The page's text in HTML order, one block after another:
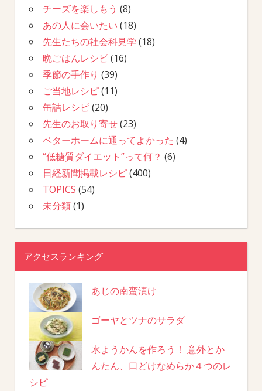
チーズを楽しもう (8)
あの人に会いたい (18)
先生たちの社会科見学 (18)
晩ごはんレシピ(16)
季節の手作り (39)
ご当地レシピ(11)
缶詰レシピ(20)
先生のお取り寄せ(23)
ベターホームに通ってよかった (4)
“低糖質ダイエット”って何？ (6)
日経新聞掲載レシピ(400)
TOPICS (54)
未分類(1)
アクセスランキング
あじの南蛮漬け
ゴーヤとツナのサラダ
水ようかんを作ろう！ 意外とか
んたん、口どけなめらか４つのレ
シピ